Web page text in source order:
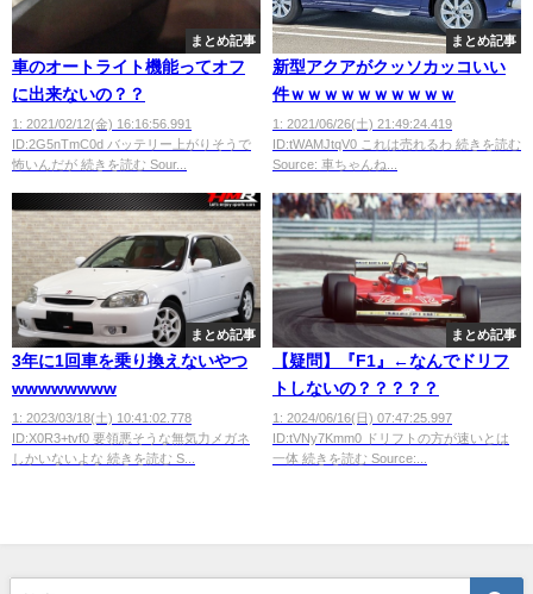
まとめ記事
車のオートライト機能ってオフ
に出来ないの？？
1: 2021/02/12(金) 16:16:56.991
ID:2G5nTmC0d バッテリー上がりそうで
怖いんだが 続きを読む Sour...
まとめ記事
新型アクアがクッソカッコいい
件ｗｗｗｗｗｗｗｗｗｗ
1: 2021/06/26(土) 21:49:24.419
ID:tWAMJtqV0 これは売れるわ 続きを読む
Source: 車ちゃんね...
まとめ記事
3年に1回車を乗り換えないやつ
wwwwwwww
1: 2023/03/18(土) 10:41:02.778
ID:X0R3+tvf0 要領悪そうな無気力メガネ
しかいないよな 続きを読む S...
まとめ記事
【疑問】『F1』←なんでドリフ
トしないの？？？？？
1: 2024/06/16(日) 07:47:25.997
ID:tVNy7Kmm0 ドリフトの方が速いとは
一体 続きを読む Source:...